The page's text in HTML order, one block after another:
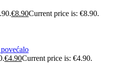
€8.90Current price is: €8.90.
€4.90Current price is: €4.90.